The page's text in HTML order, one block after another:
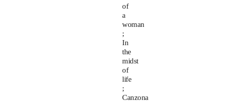
of
a
woman
;
In
the
midst
of
life
;
Canzona